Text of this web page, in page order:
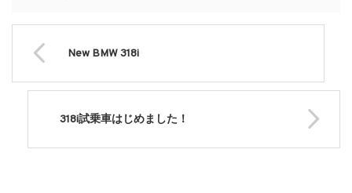
New BMW 318i
318i試乗車はじめました！